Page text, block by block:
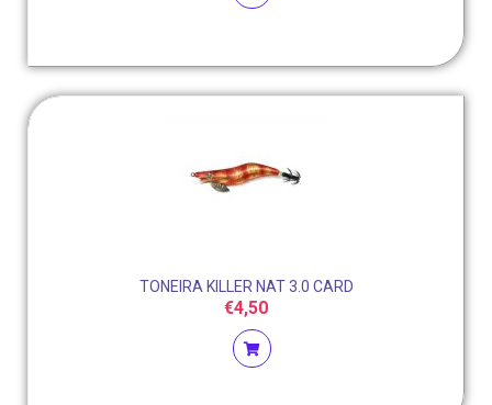
TONEIRA KILLER NAT 3.0 CARD
€4,50